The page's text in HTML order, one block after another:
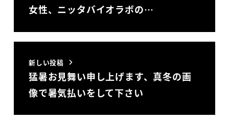
女性、ニッタバイオラボの…
新しい投稿
猛暑お見舞い申し上げます、真冬の画
像で暑気払いをして下さい